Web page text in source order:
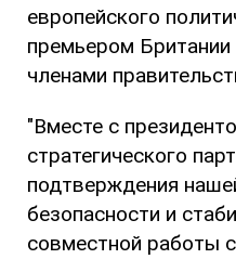
европейского
премьером
членами
"Вместе с
стратегического
подтверждения
безопасности и
совместной работы